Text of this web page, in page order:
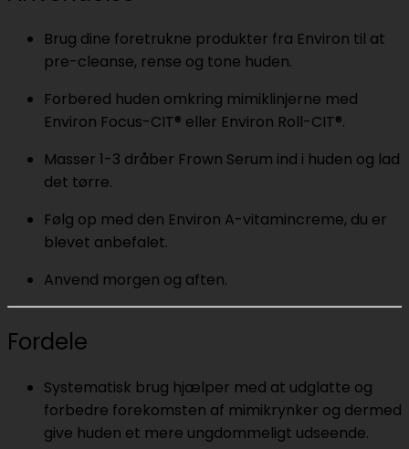
Brug dine foretrukne produkter fra Environ til at
pre-cleanse, rense og tone huden.
Forbered huden omkring mimiklinjerne med
Environ Focus-CIT® eller Environ Roll-CIT®.
Masser 1-3 dråber Frown Serum ind i huden og lad
det tørre.
Følg op med den Environ A-vitamincreme, du er
blevet anbefalet.
Anvend morgen og aften.
Fordele
Systematisk brug hjælper med at udglatte og
forbedre forekomsten af mimikrynker og dermed
give huden et mere ungdommeligt udseende.